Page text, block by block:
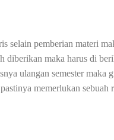
selain pemberian materi
diberikan maka harus di
ulangan semester maka
memerlukan sebuah